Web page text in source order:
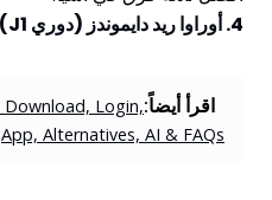
4. أوراوا ريد دايموندز (دوري J1)
اقرأ أيضاً:Download, Login,
App, Alternatives, AI & FAQs